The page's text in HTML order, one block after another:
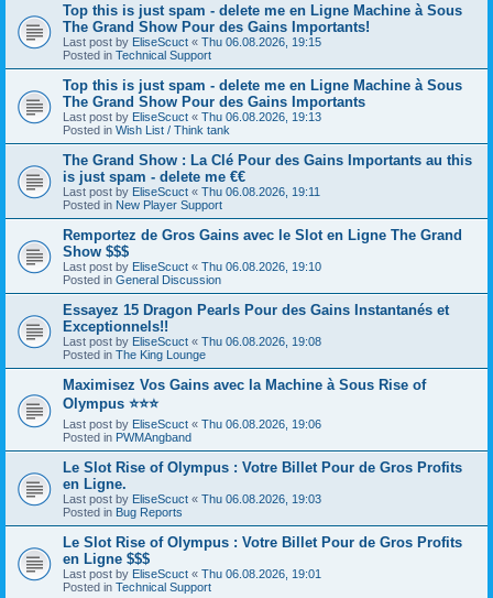
Top this is just spam - delete me en Ligne Machine à Sous
The Grand Show Pour des Gains Importants!
Last post by EliseScuct « Thu 06.08.2026, 19:15
Posted in Technical Support
Top this is just spam - delete me en Ligne Machine à Sous
The Grand Show Pour des Gains Importants
Last post by EliseScuct « Thu 06.08.2026, 19:13
Posted in Wish List / Think tank
The Grand Show : La Clé Pour des Gains Importants au this
is just spam - delete me €€
Last post by EliseScuct « Thu 06.08.2026, 19:11
Posted in New Player Support
Remportez de Gros Gains avec le Slot en Ligne The Grand
Show $$$
Last post by EliseScuct « Thu 06.08.2026, 19:10
Posted in General Discussion
Essayez 15 Dragon Pearls Pour des Gains Instantanés et
Exceptionnels!!
Last post by EliseScuct « Thu 06.08.2026, 19:08
Posted in The King Lounge
Maximisez Vos Gains avec la Machine à Sous Rise of
Olympus ⭐⭐⭐
Last post by EliseScuct « Thu 06.08.2026, 19:06
Posted in PWMAngband
Le Slot Rise of Olympus : Votre Billet Pour de Gros Profits
en Ligne.
Last post by EliseScuct « Thu 06.08.2026, 19:03
Posted in Bug Reports
Le Slot Rise of Olympus : Votre Billet Pour de Gros Profits
en Ligne $$$
Last post by EliseScuct « Thu 06.08.2026, 19:01
Posted in Technical Support